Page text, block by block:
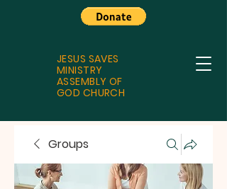
JESUS SAVES
MINISTRY
ASSEMBLY OF
GOD CHURCH
Groups